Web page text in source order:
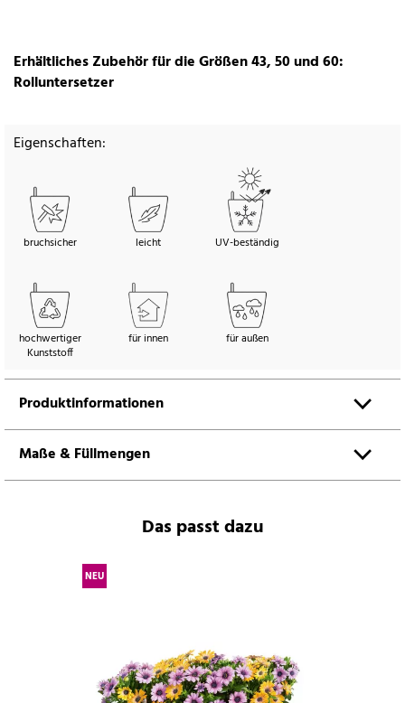
Erhältliches Zubehör für die Größen 43, 50 und 60:
Rolluntersetzer
Eigenschaften:
bruchsicher leicht UV-beständig
hochwertiger
Kunststoff
für innen für außen
Produktinformationen
Maße & Füllmengen
Das passt dazu
NEU